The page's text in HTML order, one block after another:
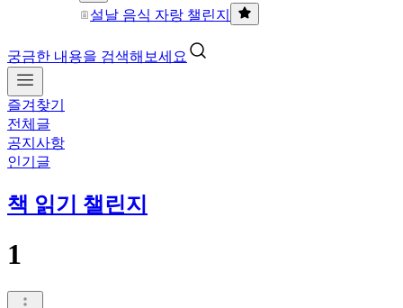
설날 음식 자랑 챌린지
궁금한 내용을 검색해보세요
즐겨찾기
전체글
공지사항
인기글
책 읽기 챌린지
1